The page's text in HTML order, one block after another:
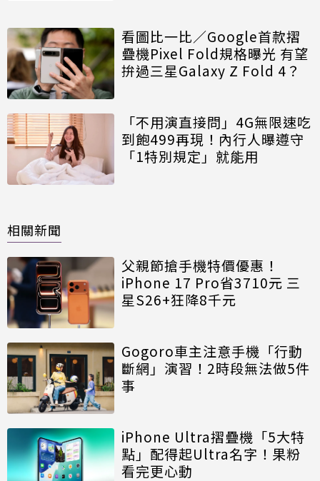
看圖比一比／Google首款摺
疊機Pixel Fold規格曝光 有望
拚過三星Galaxy Z Fold 4？
「不用演直接問」4G無限速吃
到飽499再現！內行人曝遵守
「1特別規定」就能用
相關新聞
父親節搶手機特價優惠！
iPhone 17 Pro省3710元 三
星S26+狂降8千元
Gogoro車主注意手機「行動
斷網」演習！2時段無法做5件
事
iPhone Ultra摺疊機「5大特
點」配得起Ultra名字！果粉
看完更心動